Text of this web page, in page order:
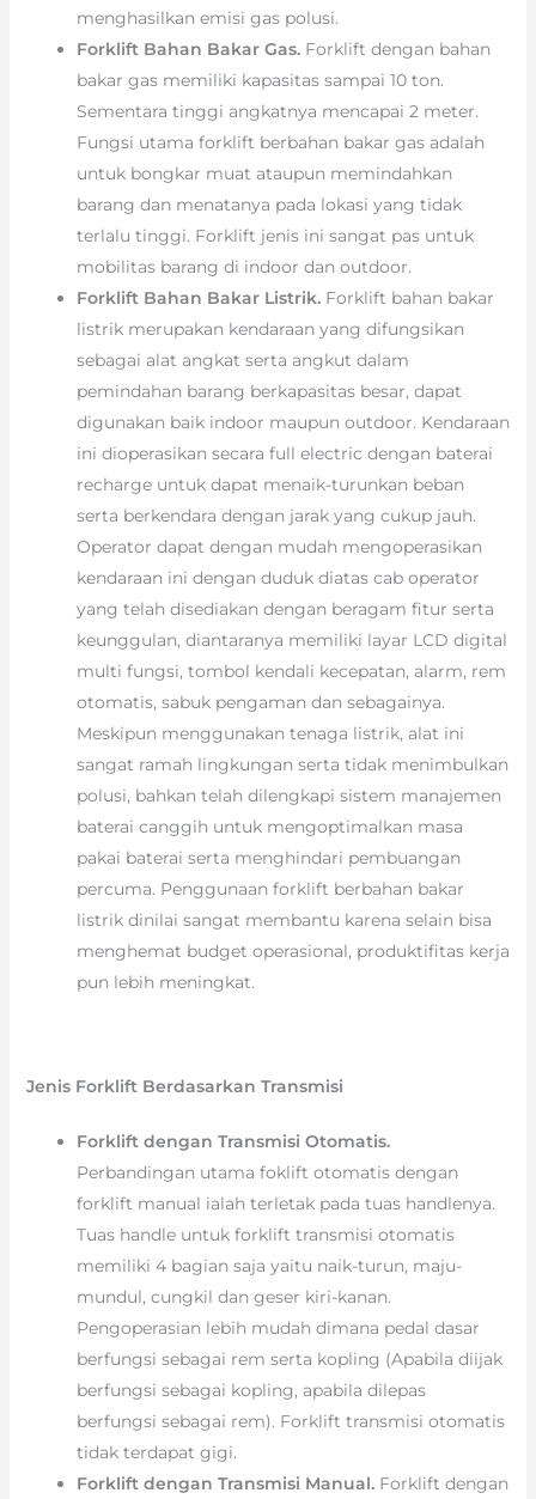
menghasilkan emisi gas polusi.
Forklift Bahan Bakar Gas. Forklift dengan bahan
bakar gas memiliki kapasitas sampai 10 ton.
Sementara tinggi angkatnya mencapai 2 meter.
Fungsi utama forklift berbahan bakar gas adalah
untuk bongkar muat ataupun memindahkan
barang dan menatanya pada lokasi yang tidak
terlalu tinggi. Forklift jenis ini sangat pas untuk
mobilitas barang di indoor dan outdoor.
Forklift Bahan Bakar Listrik. Forklift bahan bakar
listrik merupakan kendaraan yang difungsikan
sebagai alat angkat serta angkut dalam
pemindahan barang berkapasitas besar, dapat
digunakan baik indoor maupun outdoor. Kendaraan
ini dioperasikan secara full electric dengan baterai
recharge untuk dapat menaik-turunkan beban
serta berkendara dengan jarak yang cukup jauh.
Operator dapat dengan mudah mengoperasikan
kendaraan ini dengan duduk diatas cab operator
yang telah disediakan dengan beragam fitur serta
keunggulan, diantaranya memiliki layar LCD digital
multi fungsi, tombol kendali kecepatan, alarm, rem
otomatis, sabuk pengaman dan sebagainya.
Meskipun menggunakan tenaga listrik, alat ini
sangat ramah lingkungan serta tidak menimbulkan
polusi, bahkan telah dilengkapi sistem manajemen
baterai canggih untuk mengoptimalkan masa
pakai baterai serta menghindari pembuangan
percuma. Penggunaan forklift berbahan bakar
listrik dinilai sangat membantu karena selain bisa
menghemat budget operasional, produktifitas kerja
pun lebih meningkat.
Jenis Forklift Berdasarkan Transmisi
Forklift dengan Transmisi Otomatis.
Perbandingan utama foklift otomatis dengan
forklift manual ialah terletak pada tuas handlenya.
Tuas handle untuk forklift transmisi otomatis
memiliki 4 bagian saja yaitu naik-turun, maju-
mundul, cungkil dan geser kiri-kanan.
Pengoperasian lebih mudah dimana pedal dasar
berfungsi sebagai rem serta kopling (Apabila diijak
berfungsi sebagai kopling, apabila dilepas
berfungsi sebagai rem). Forklift transmisi otomatis
tidak terdapat gigi.
Forklift dengan Transmisi Manual.Forklift dengan